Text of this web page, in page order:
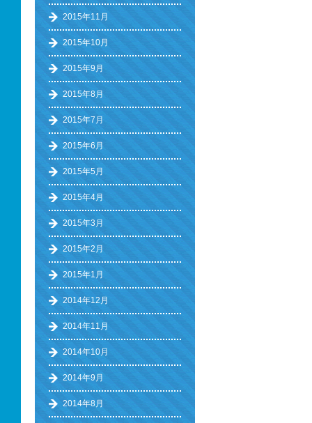
2015年11月
2015年10月
2015年9月
2015年8月
2015年7月
2015年6月
2015年5月
2015年4月
2015年3月
2015年2月
2015年1月
2014年12月
2014年11月
2014年10月
2014年9月
2014年8月